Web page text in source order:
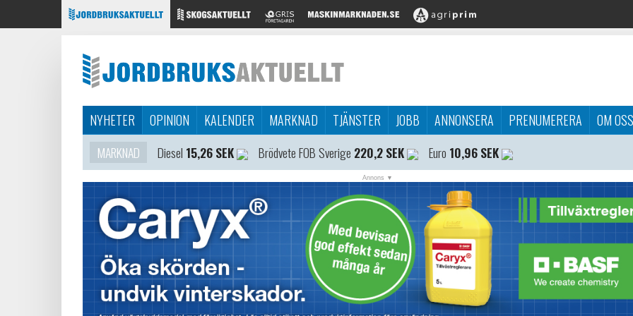
NYHETER OPINION KALENDER MARKNAD TJÄNSTER JOBB ANNONSERA PRENUMERERA
OM OSS
MARKNAD
Diesel 15,26 SEK Brödvete FOB Sverige 220,2 SEK Euro 10,96 SEK